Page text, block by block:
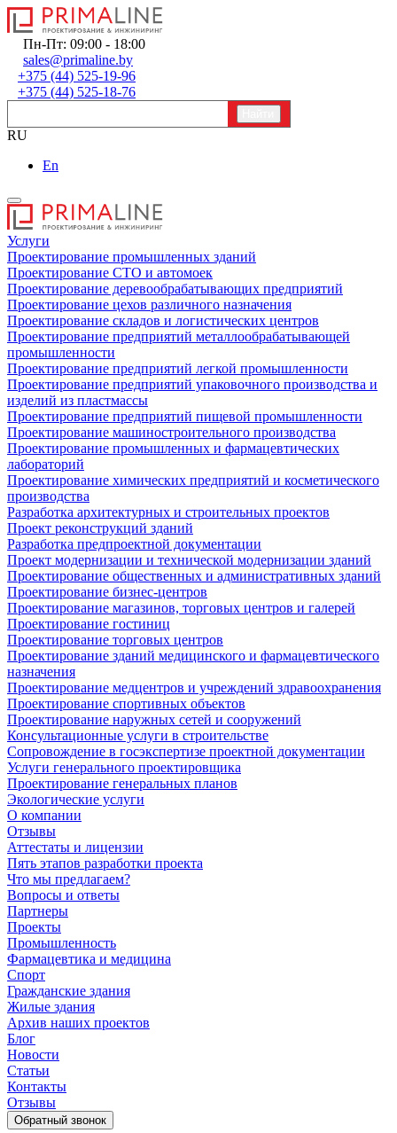
Пн-Пт: 09:00 - 18:00
sales@primaline.by
+375 (44) 525-19-96
+375 (44) 525-18-76
RU
En
Услуги
Проектирование промышленных зданий
Проектирование СТО и автомоек
Проектирование деревообрабатывающих предприятий
Проектирование цехов различного назначения
Проектирование складов и логистических центров
Проектирование предприятий металлообрабатывающей
промышленности
Проектирование предприятий легкой промышленности
Проектирование предприятий упаковочного производства и
изделий из пластмассы
Проектирование предприятий пищевой промышленности
Проектирование машиностроительного производства
Проектирование промышленных и фармацевтических
лабораторий
Проектирование химических предприятий и косметического
производства
Разработка архитектурных и строительных проектов
Проект реконструкций зданий
Разработка предпроектной документации
Проект модернизации и технической модернизации зданий
Проектирование общественных и административных зданий
Проектирование бизнес-центров
Проектирование магазинов, торговых центров и галерей
Проектирование гостиниц
Проектирование торговых центров
Проектирование зданий медицинского и фармацевтического
назначения
Проектирование медцентров и учреждений здравоохранения
Проектирование спортивных объектов
Проектирование наружных сетей и сооружений
Консультационные услуги в строительстве
Сопровождение в госэкспертизе проектной документации
Услуги генерального проектировщика
Проектирование генеральных планов
Экологические услуги
О компании
Отзывы
Аттестаты и лицензии
Пять этапов разработки проекта
Что мы предлагаем?
Вопросы и ответы
Партнеры
Проекты
Промышленность
Фармацевтика и медицина
Спорт
Гражданские здания
Жилые здания
Архив наших проектов
Блог
Новости
Статьи
Контакты
Отзывы
Обратный звонок